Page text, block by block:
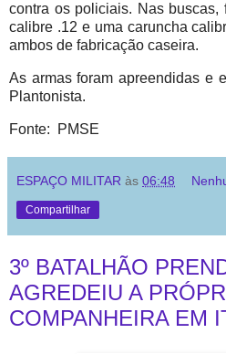
contra os policiais. Nas buscas,
calibre .12 e uma caruncha
ambos de fabricação caseira.
As armas foram apreendidas e
Plantonista.
Fonte: PMSE
ESPAÇO MILITAR às 06:48
Compartilhar
3º BATALHÃO
AGREDEIU A
COMPANHEIRA EM